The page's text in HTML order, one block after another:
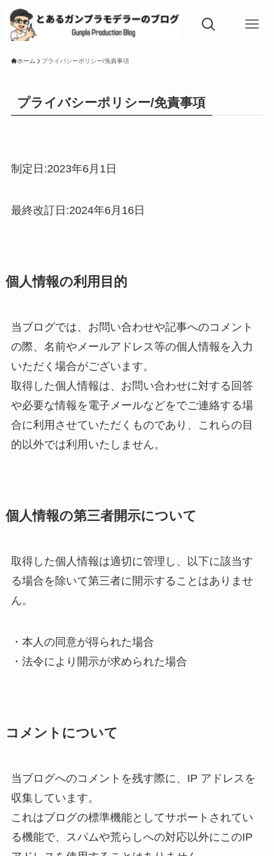
ホーム プライバシーポリシー/免責事項
プライバシーポリシー/免責事項
制定日:2023年6月1日
最終改訂日:2024年6月16日
個人情報の利用目的
当ブログでは、お問い合わせや記事へのコメント
の際、名前やメールアドレス等の個人情報を入力
いただく場合がございます。
取得した個人情報は、お問い合わせに対する回答
や必要な情報を電子メールなどをでご連絡する場
合に利用させていただくものであり、これらの目
的以外では利用いたしません。
個人情報の第三者開示について
取得した個人情報は適切に管理し、以下に該当す
る場合を除いて第三者に開示することはありませ
ん。
・本人の同意が得られた場合
・法令により開示が求められた場合
コメントについて
当ブログへのコメントを残す際に、IP アドレスを
収集しています。
これはブログの標準機能としてサポートされてい
る機能で、スパムや荒らしへの対応以外にこのIP